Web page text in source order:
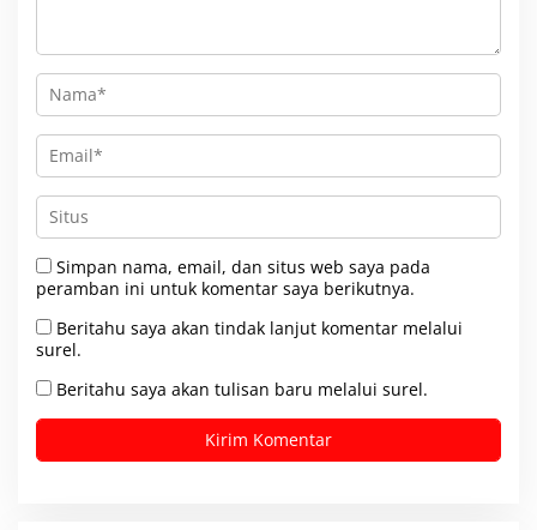
Simpan nama, email, dan situs web saya pada
peramban ini untuk komentar saya berikutnya.
Beritahu saya akan tindak lanjut komentar melalui
surel.
Beritahu saya akan tulisan baru melalui surel.